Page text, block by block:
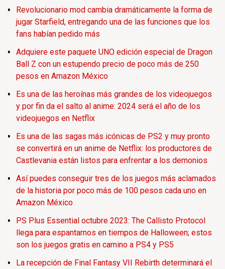
Revolucionario mod cambia dramáticamente la forma de
jugar Starfield, entregando una de las funciones que los
fans habían pedido más
Adquiere este paquete UNO edición especial de Dragon
Ball Z con un estupendo precio de poco más de 250
pesos en Amazon México
Es una de las heroínas más grandes de los videojuegos
y por fin da el salto al anime: 2024 será el año de los
videojuegos en Netflix
Es una de las sagas más icónicas de PS2 y muy pronto
se convertirá en un anime de Netflix: los productores de
Castlevania están listos para enfrentar a los demonios
Así puedes conseguir tres de los juegos más aclamados
de la historia por poco más de 100 pesos cada uno en
Amazon México
PS Plus Essential octubre 2023: The Callisto Protocol
llega para espantarnos en tiempos de Halloween; estos
son los juegos gratis en camino a PS4 y PS5
La recepción de Final Fantasy VII Rebirth determinará el